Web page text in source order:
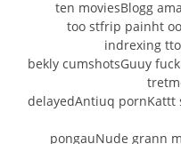
ten moviesBlogg
too stfrip painht
indrexing
bekly cumshotsGuuy
delayedAntiuq pornKattt
pongauNude grann